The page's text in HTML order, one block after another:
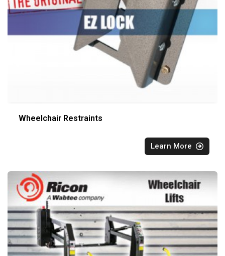
Wheelchair Restraints
Learn More